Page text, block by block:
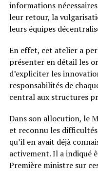
informations
leur retour, la
leurs équipes
En effet, cet atelier a
présenter en détail les
d’expliciter les
responsabilités de
central aux structures
Dans son allocution, le
et reconnu les
qu’il en avait déjà
activement. Il a indiqué
Première ministre sur